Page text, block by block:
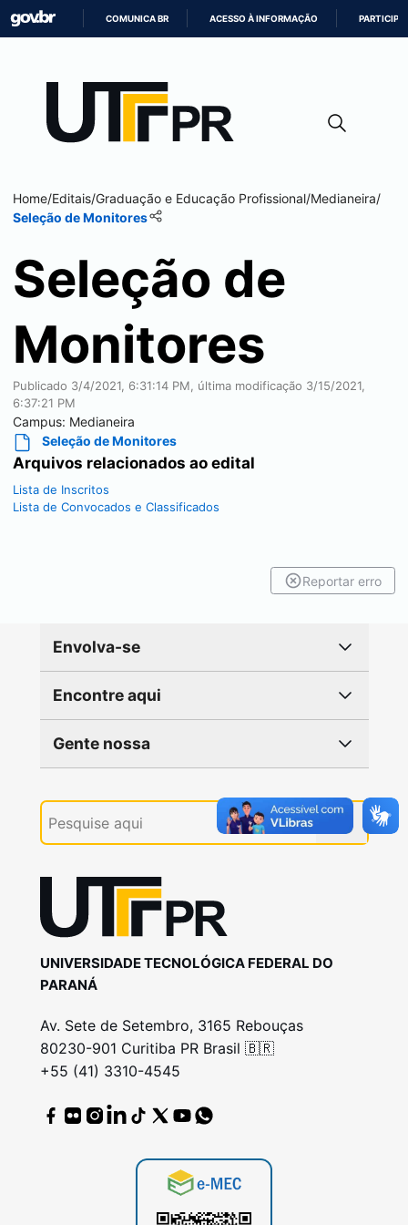
CONTEÚDO
COMUNICA BR ACESSO À INFORMAÇÃO PARTICIPE
Home/Editais/Graduação e Educação Profissional/Medianeira/
Seleção de Monitores
Seleção de
Monitores
Publicado 3/4/2021, 6:31:14 PM , última modificação 3/15/2021,
6:37:21 PM
Campus: Medianeira
Seleção de Monitores
Arquivos relacionados ao edital
Lista de Inscritos
Lista de Convocados e Classificados
Reportar erro
Envolva-se
Encontre aqui
Gente nossa
UNIVERSIDADE TECNOLÓGICA FEDERAL DO
PARANÁ
Av. Sete de Setembro, 3165 Rebouças
80230-901 Curitiba PR Brasil 🇧🇷
+55 (41) 3310-4545